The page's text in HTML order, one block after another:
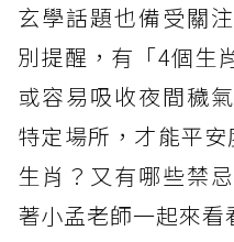
玄學話題也備受關
別提醒，有「4個生
或容易吸收夜間穢
特定場所，才能平
生肖？又有哪些禁
著小孟老師一起來看